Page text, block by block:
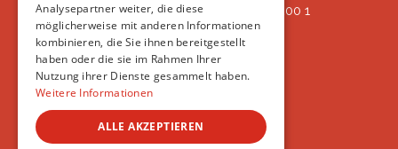
IBAN: CH82 00 78 4297 8786 7200 1
ERREICHBAR
AB 17:45
+41 44 594 66 25
Analysepartner weiter, die diese
möglicherweise mit anderen Informationen
kombinieren, die Sie ihnen bereitgestellt
haben oder die sie im Rahmen Ihrer
Nutzung ihrer Dienste gesammelt haben.
Weitere Informationen
ALLE AKZEPTIEREN